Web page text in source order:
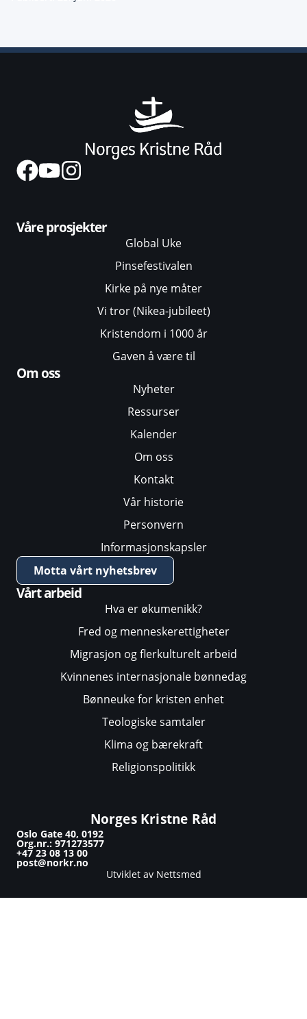
Våre prosjekter
Global Uke
Pinsefestivalen
Kirke på nye måter
Vi tror (Nikea-jubileet)
Kristendom i 1000 år
Gaven å være til
Om oss
Nyheter
Ressurser
Kalender
Om oss
Kontakt
Vår historie
Personvern
Informasjonskapsler
Motta vårt nyhetsbrev
Vårt arbeid
Hva er økumenikk?
Fred og menneskerettigheter
Migrasjon og flerkulturelt arbeid
Kvinnenes internasjonale bønnedag
Bønneuke for kristen enhet
Teologiske samtaler
Klima og bærekraft
Religionspolitikk
Norges Kristne Råd
Oslo Gate 40, 0192
Org.nr.: 971273577
+47 23 08 13 00
post@norkr.no
Utviklet av Nettsmed